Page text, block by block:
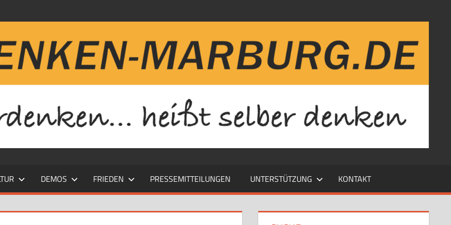
DEMOS FRIEDEN PRESSEMITTEILUNGEN UNTERSTÜTZUNG KONTAKT